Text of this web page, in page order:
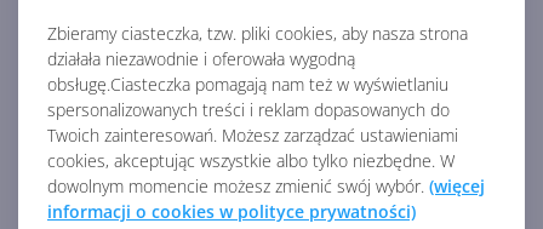
Zbieramy ciasteczka, tzw. pliki cookies, aby nasza strona
działała niezawodnie i oferowała wygodną
obsługę.Ciasteczka pomagają nam też w wyświetlaniu
spersonalizowanych treści i reklam dopasowanych do
Twoich zainteresowań. Możesz zarządzać ustawieniami
cookies, akceptując wszystkie albo tylko niezbędne. W
dowolnym momencie możesz zmienić swój wybór. (więcej
informacji o cookies w polityce prywatności)